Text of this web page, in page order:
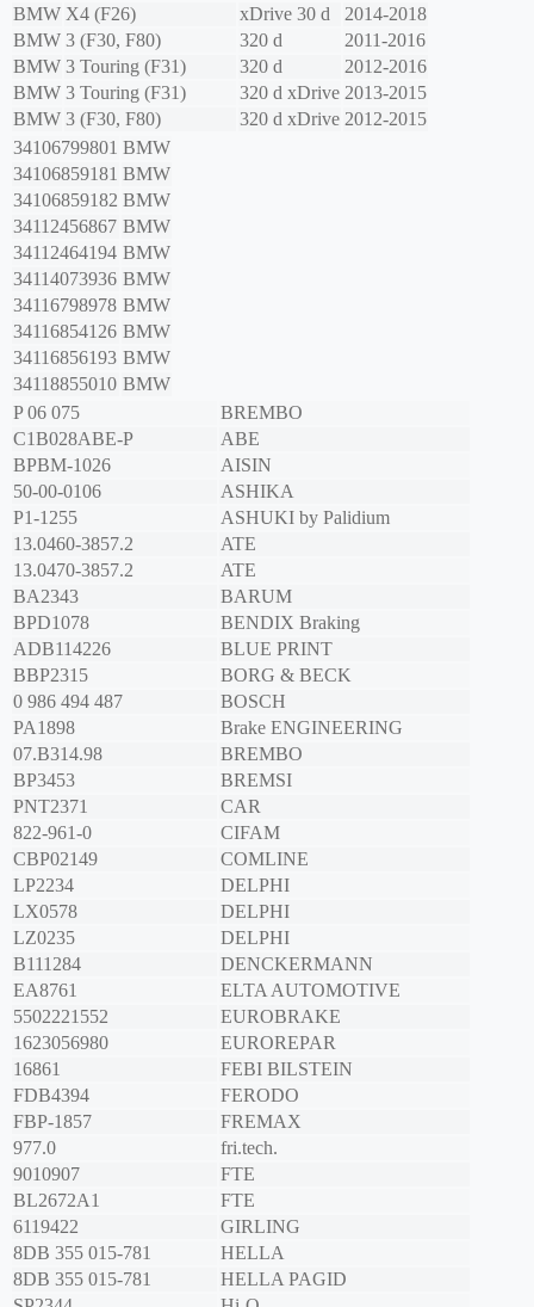
BMW X4 (F26) xDrive 30 d
2014-2018
BMW 3 (F30, F80) 320 d
2011-2016
BMW 3 Touring (F31) 320 d
2012-2016
BMW 3 Touring (F31) 320 d xDrive 2013-2015
BMW 3 (F30, F80) 320 d xDrive 2012-2015
34106799801 BMW
34106859181 BMW
34106859182 BMW
34112456867 BMW
34112464194 BMW
34114073936 BMW
34116798978 BMW
34116854126 BMW
34116856193 BMW
34118855010 BMW
P 06 075
BREMBO
C1B028ABE-P
ABE
BPBM-1026
AISIN
50-00-0106
ASHIKA
P1-1255
ASHUKI by Palidium
13.0460-3857.2
ATE
13.0470-3857.2
ATE
BA2343
BARUM
BPD1078
BENDIX Braking
ADB114226
BLUE PRINT
BBP2315
BORG & BECK
0 986 494 487
BOSCH
PA1898
Brake ENGINEERING
07.B314.98
BREMBO
BP3453
BREMSI
PNT2371
CAR
822-961-0
CIFAM
CBP02149
COMLINE
LP2234
DELPHI
LX0578
DELPHI
LZ0235
DELPHI
B111284
DENCKERMANN
EA8761
ELTA AUTOMOTIVE
5502221552
EUROBRAKE
1623056980
EUROREPAR
16861
FEBI BILSTEIN
FDB4394
FERODO
FBP-1857
FREMAX
977.0
fri.tech.
9010907
FTE
BL2672A1
FTE
6119422
GIRLING
8DB 355 015-781
HELLA
8DB 355 015-781
HELLA PAGID